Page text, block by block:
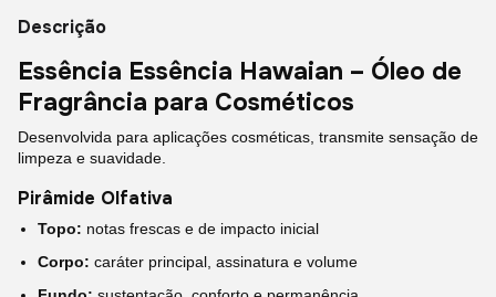
Descrição
Essência Essência Hawaian – Óleo de
Fragrância para Cosméticos
Desenvolvida para aplicações cosméticas, transmite sensação de
limpeza e suavidade.
Pirâmide Olfativa
Topo: notas frescas e de impacto inicial
Corpo: caráter principal, assinatura e volume